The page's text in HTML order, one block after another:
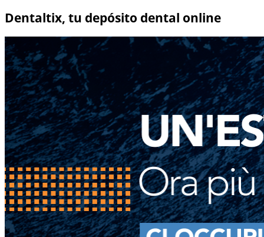
Dentaltix, tu depósito dental online